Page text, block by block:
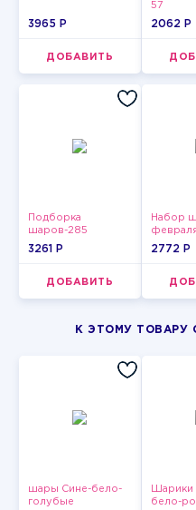
3965 P
ДОБАВИТЬ
57
2062 P
Подборка
шаров-285
3261 P
ДОБАВИТЬ
Набор
2772 P
К ЭТОМУ ТОВАРУ
шары Сине-бело-
голубые
Шарики
бело-